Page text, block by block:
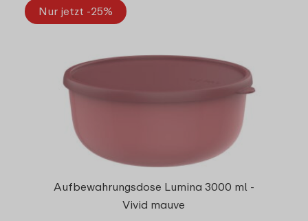
Nur jetzt -25%
Aufbewahrungsdose Lumina 3000 ml -
Vivid mauve